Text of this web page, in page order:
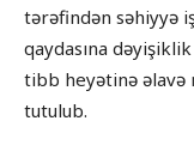
tərəfindən səhiyyə
qaydasına
tibb heyətinə əlavə
tutulub.